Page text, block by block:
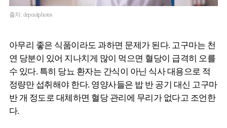
출처: depositphotos
아무리 좋은 식품이라도 과하면 문제가 된다. 고구마는 천
연 당분이 있어 지나치게 많이 먹으면 혈당이 급격히 오를
수 있다. 특히 당뇨 환자는 간식이 아닌 식사 대용으로 적
정량만 섭취해야 한다. 영양사들은 밥 반 공기 대신 고구마
반 개 정도로 대체하면 혈당 관리에 무리가 없다고 조언한
다.